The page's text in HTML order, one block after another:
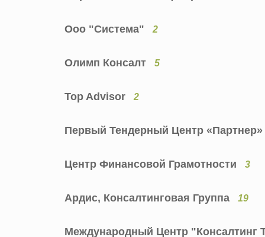
Ооо "Система" 2
Олимп Консалт 5
Top Advisor 2
Первый Тендерный Центр «Партнер»
Центр Финансовой Грамотности 3
Ардис, Консалтинговая Группа 19
Международный Центр "Консалтинг